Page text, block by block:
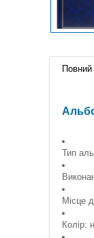
Повний
Тип
Місце
Колір: